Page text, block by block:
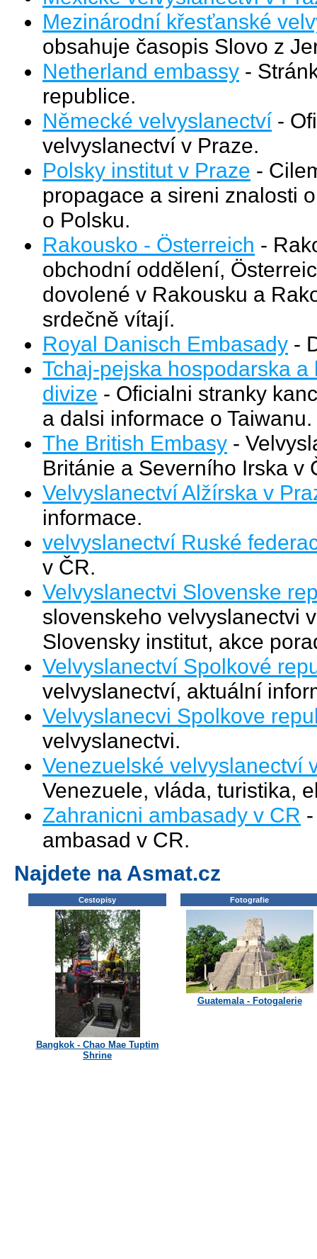
Mezinárodní křesťanské
obsahuje časopis Slovo z
Netherland embassy -
republice.
Německé velvyslanectví-
velvyslanectví v Praze.
Polsky institut v Praze -
propagace a sireni znalosti
o Polsku.
Rakousko - Österreich -
obchodní oddělení,
dovolené v Rakousku a
srdečně vítají.
Royal Danisch Embasady -
Tchaj-pejska hospodarska
divize - Oficialni stranky
a dalsi informace o Taiwanu.
The British Embasy -
Británie a Severního Irska v
Velvyslanectví Alžírska v
informace.
velvyslanectví Ruské
v ČR.
Velvyslanectvi Slovenske
slovenskeho velvyslanectvi
Slovensky institut, akce
Velvyslanectví Spolkové
velvyslanectví, aktuální
Velvyslanecvi Spolkove
velvyslanectvi.
Venezuelské velvyslanectví
Venezuele, vláda, turistika,
Zahranicni ambasady v CR
ambasad v CR.
Najdete na Asmat.cz
Cestopisy
Bangkok - Chao Mae Tuptim
Shrine
Fotografie
Guatemala - Fotogalerie